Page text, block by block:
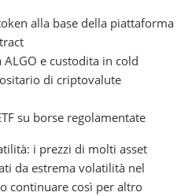
alla base della piattaforma
e custodita in cold
di criptovalute
su borse regolamentate
i prezzi di molti asset
da estrema volatilità nel
continuare così per altro